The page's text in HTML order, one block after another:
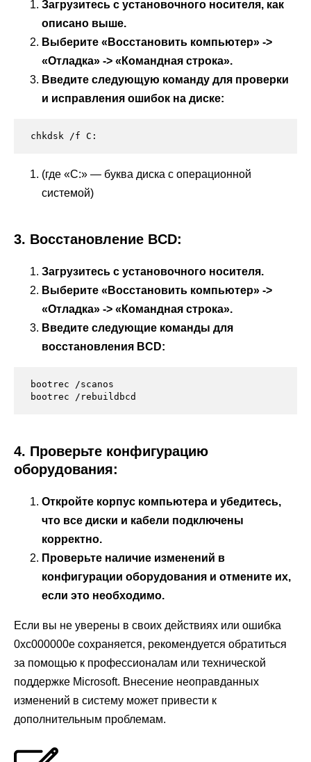
Загрузитесь с установочного носителя, как
описано выше.
Выберите «Восстановить компьютер» ->
«Отладка» -> «Командная строка».
Введите следующую команду для проверки
и исправления ошибок на диске:
(где «C:» — буква диска с операционной
системой)
3. Восстановление BCD:
Загрузитесь с установочного носителя.
Выберите «Восстановить компьютер» ->
«Отладка» -> «Командная строка».
Введите следующие команды для
восстановления BCD:
bootrec /scanos
4. Проверьте конфигурацию
оборудования:
Откройте корпус компьютера и убедитесь,
что все диски и кабели подключены
корректно.
Проверьте наличие изменений в
конфигурации оборудования и отмените их,
если это необходимо.
Если вы не уверены в своих действиях или ошибка
0xc000000e сохраняется, рекомендуется обратиться
за помощью к профессионалам или технической
поддержке Microsoft. Внесение неоправданных
изменений в систему может привести к
дополнительным проблемам.